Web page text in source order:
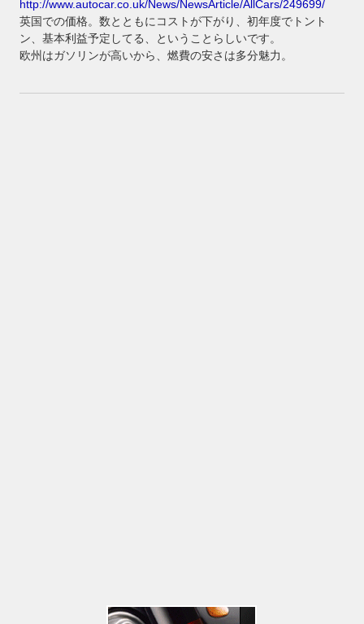
http://www.autocar.co.uk/News/NewsArticle/AllCars/249699/
英国での価格。数とともにコストが下がり、初年度でトント
ン、基本利益予定してる、ということらしいです。
欧州はガソリンが高いから、燃費の安さは多分魅力。